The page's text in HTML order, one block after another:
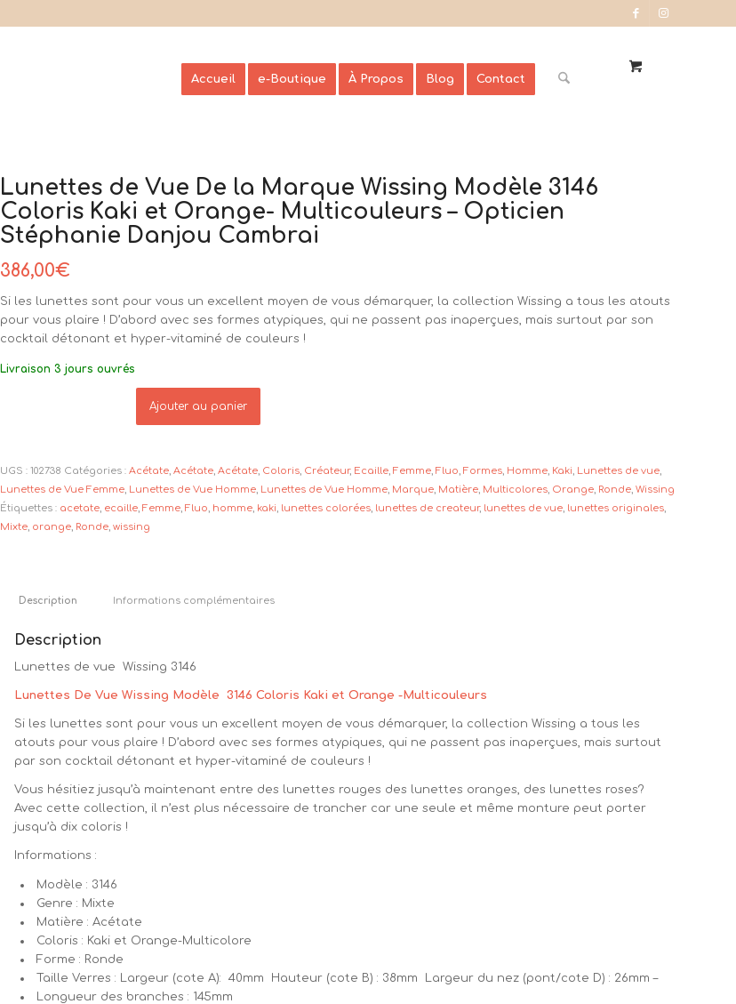
Accueil e-Boutique À Propos Blog Contact
Lunettes de Vue De la Marque Wissing Modèle 3146
Coloris Kaki et Orange- Multicouleurs – Opticien
Stéphanie Danjou Cambrai
386,00€
Si les lunettes sont pour vous un excellent moyen de vous démarquer, la collection Wissing a tous les atouts
pour vous plaire ! D’abord avec ses formes atypiques, qui ne passent pas inaperçues, mais surtout par son
cocktail détonant et hyper-vitaminé de couleurs !
Livraison 3 jours ouvrés
Ajouter au panier
UGS :102738 Catégories :Acétate,Acétate,Acétate, Coloris, Créateur, Ecaille,Femme,Fluo,Formes, Homme, Kaki, Lunettes de vue,
Lunettes de Vue Femme, Lunettes de Vue Homme, Lunettes de Vue Homme, Marque, Matière, Multicolores, Orange, Ronde,Wissing
Étiquettes : acetate, ecaille,Femme,Fluo, homme, kaki, lunettes colorées, lunettes de createur, lunettes de vue, lunettes originales,
Mixte, orange, Ronde,wissing
Description Informations complémentaires
Description
Lunettes de vue Wissing 3146
Lunettes De Vue Wissing Modèle 3146 Coloris Kaki et Orange -Multicouleurs
Si les lunettes sont pour vous un excellent moyen de vous démarquer, la collection Wissing a tous les
atouts pour vous plaire ! D’abord avec ses formes atypiques, qui ne passent pas inaperçues, mais surtout
par son cocktail détonant et hyper-vitaminé de couleurs !
Vous hésitiez jusqu’à maintenant entre des lunettes rouges des lunettes oranges, des lunettes roses?
Avec cette collection, il n’est plus nécessaire de trancher car une seule et même monture peut porter
jusqu’à dix coloris !
Informations :
Modèle : 3146
Genre : Mixte
Matière : Acétate
Coloris : Kaki et Orange-Multicolore
Forme : Ronde
Taille Verres : Largeur (cote A): 40mm Hauteur (cote B) : 38mm Largeur du nez (pont/cote D) : 26mm –
Longueur des branches : 145mm